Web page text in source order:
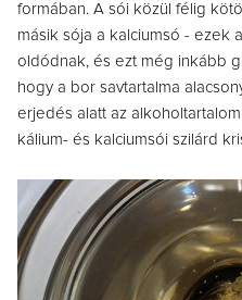
formában. A sói közül félig
másik sója a kalciumsó - ezek
oldódnak, és ezt még inkább
hogy a bor savtartalma
erjedés alatt az
kálium- és kalciumsói szilárd